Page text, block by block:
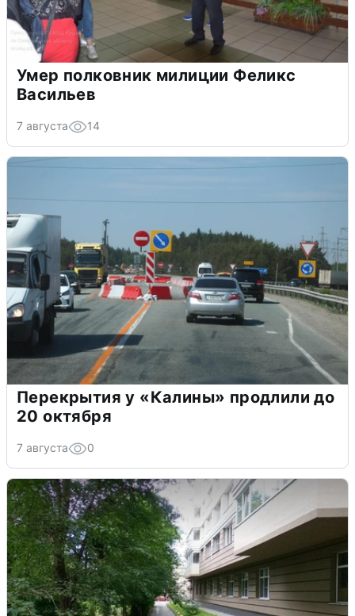
Умер полковник милиции Феликс
Васильев
7 августа 14
Перекрытия у «Калины» продлили до
20 октября
7 августа 0